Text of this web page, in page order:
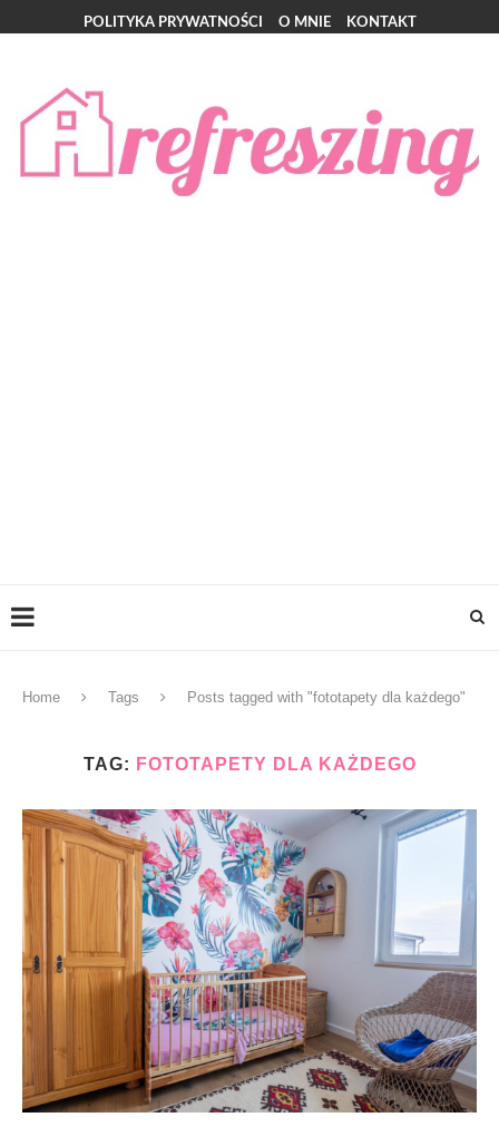
POLITYKA PRYWATNOŚCI O MNIE KONTAKT
Home Tags Posts tagged with "fototapety dla każdego"
TAG: FOTOTAPETY DLA KAŻDEGO